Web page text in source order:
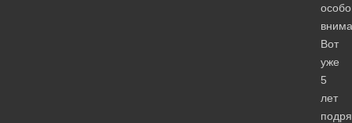
Вот
уже
5
лет